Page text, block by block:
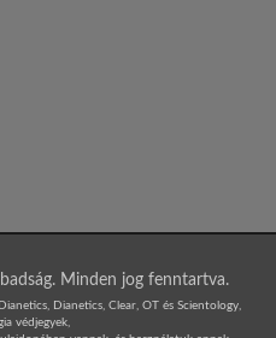
Minden jog fenntartva.
Dianetics, Clear, OT és Scientology,
védjegyek,